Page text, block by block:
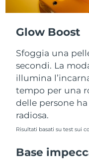
Glow Boost
Sfoggia una
secondi. La
illumina
tempo per una
delle persone
radiosa.
Risultati basati su test sui
Base
Thailandia
Turchia
Emirati Arabi
Regno Unito
Stati Uniti
Vietnam